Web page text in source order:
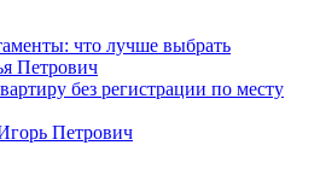
что лучше выбрать
Петрович
без регистрации по месту
Петрович